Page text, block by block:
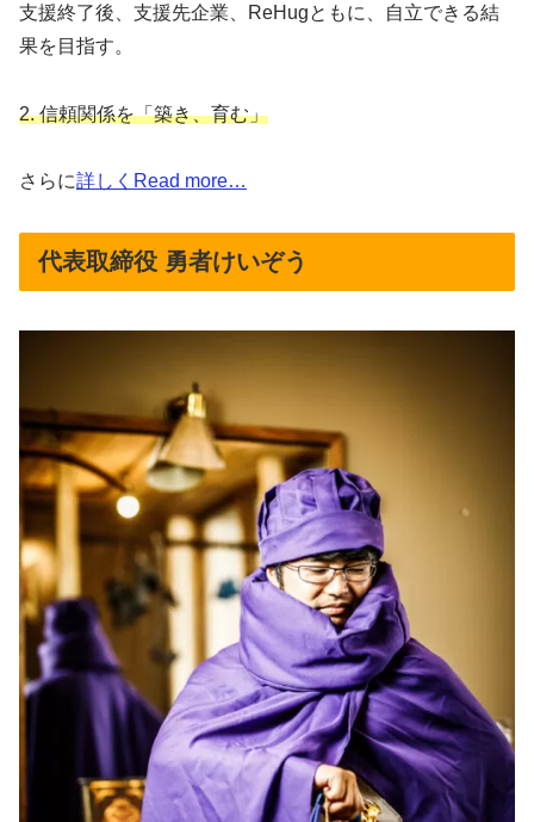
支援終了後、支援先企業、ReHugともに、自立できる結
果を目指す。
2. 信頼関係を「築き、育む」
さらに詳しくRead more…
代表取締役 勇者けいぞう